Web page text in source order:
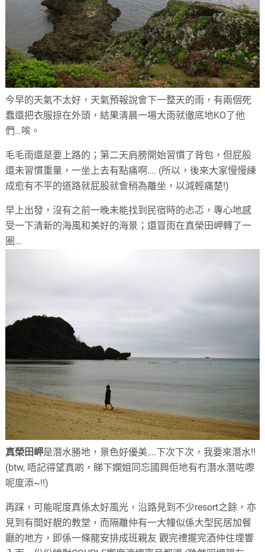
今早的天氣不太好，天氣預報說會下一整天的雨，有兩個死
蠢還把衣服掠在外頭，結果清晨一場大雨就徹底地KO了他
們…唉。
毛毛雨還是要上路的；第二天肩膀開始習慣了背包，但屁股
還未習慣重量，一坐上去有點痛啊…. (所以，後來大家慢慢練
成愈有不平的道路就屁股就會稍為離坐，以減輕痛楚!)
早上出發，沒有之前一晚未能找到民宿時的忐忑，專心地感
受一下清新的海風和美好的海景；還冒雨在真榮田岬轉了一
圈…
真榮田岬是潛水勝地，景色好優美….下次下次，我要來潛水!!
(btw, 唔記得望真啲，睇下嫻姐同忘國興佢地有冇潛水潛咗嚟
呢度添~!!)
再踩，可能呢度真係太好風光，沿路見到不少resort之餘，亦
見到有間好靚的教堂，而隔離仲有一大幢似係大型民居加餐
廳的地方，即係一條龍安排成班親友 觀完禮擺完酒仲住埋響